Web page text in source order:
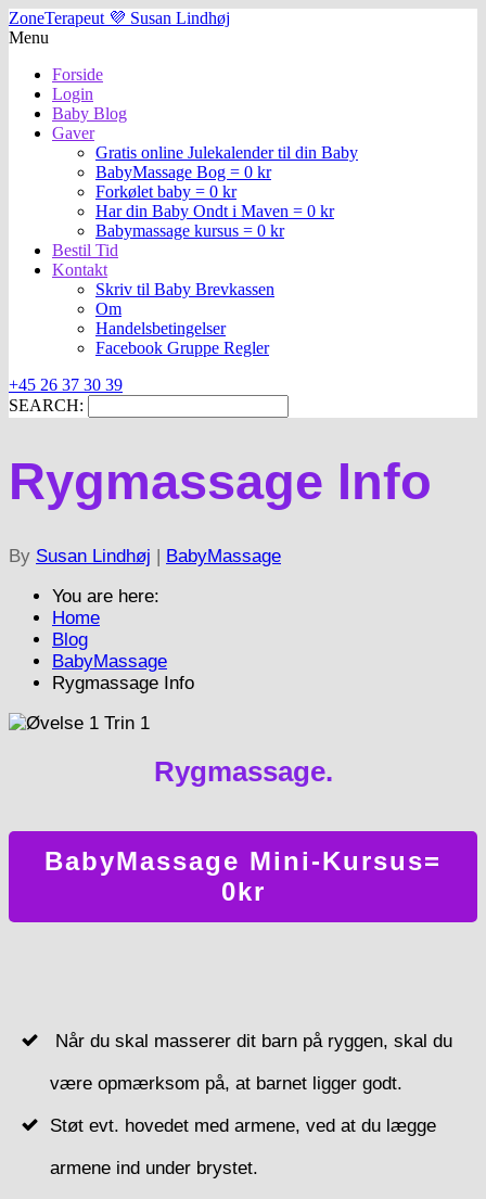
ZoneTerapeut 💜 Susan Lindhøj
Menu
Forside
Login
Baby Blog
Gaver
Gratis online Julekalender til din Baby
BabyMassage Bog = 0 kr
Forkølet baby = 0 kr
Har din Baby Ondt i Maven = 0 kr
Babymassage kursus = 0 kr
Bestil Tid
Kontakt
Skriv til Baby Brevkassen
Om
Handelsbetingelser
Facebook Gruppe Regler
+45 26 37 30 39
SEARCH:
Rygmassage Info
By Susan Lindhøj | BabyMassage
You are here:
Home
Blog
BabyMassage
Rygmassage Info
Rygmassage.
BabyMassage Mini-Kursus=
0kr
Når du skal masserer dit barn på ryggen, skal du
være opmærksom på, at barnet ligger godt.
Støt evt. hovedet med armene, ved at du lægge
armene ind under brystet.